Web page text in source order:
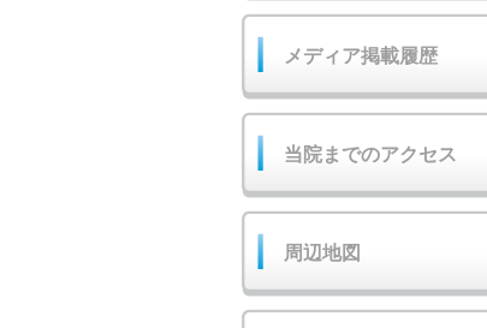
メディア掲載履歴
当院までのアクセス
周辺地図